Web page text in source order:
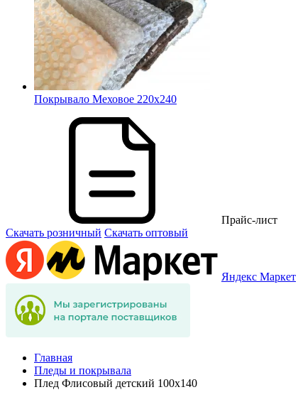
Покрывало Меховое 220х240
Прайс-лист
Скачать розничный Скачать оптовый
Яндекс Маркет
Главная
Пледы и покрывала
Плед Флисовый детский 100х140